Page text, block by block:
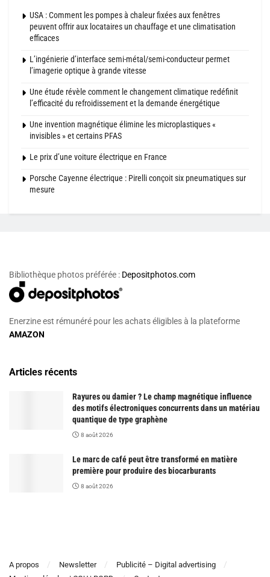
USA : Comment les pompes à chaleur fixées aux fenêtres
peuvent offrir aux locataires un chauffage et une climatisation
efficaces
L’ingénierie d’interface semi-métal/semi-conducteur permet
l’imagerie optique à grande vitesse
Une étude révèle comment le changement climatique redéfinit
l’efficacité du refroidissement et la demande énergétique
Une invention magnétique élimine les microplastiques «
invisibles » et certains PFAS
Le prix d’une voiture électrique en France
Porsche Cayenne électrique : Pirelli conçoit six pneumatiques sur
mesure
Bibliothèque photos préférée : Depositphotos.com
Enerzine est rémunéré pour les achats éligibles à la plateforme
AMAZON
Articles récents
Rayures ou damier ? Le champ magnétique influence
des motifs électroniques concurrents dans un matériau
quantique de type graphène
8 août 2026
Le marc de café peut être transformé en matière
première pour produire des biocarburants
8 août 2026
A propos Newsletter
Publicité – Digital advertising